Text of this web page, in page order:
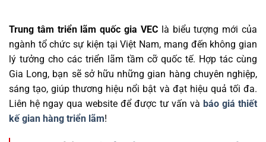
Trung tâm triển lãm quốc gia VEClà biểu tượng mới của
ngành tổ chức sự kiện tại Việt Nam, mang đến không gian
lý tưởng cho các triển lãm tầm cỡ quốc tế. Hợp tác cùng
Gia Long, bạn sẽ sở hữu những gian hàng chuyên nghiệp,
sáng tạo, giúp thương hiệu nổi bật và đạt hiệu quả tối đa.
Liên hệ ngay qua website để được tư vấn và báo giá thiết
kế gian hàng triển lãm!